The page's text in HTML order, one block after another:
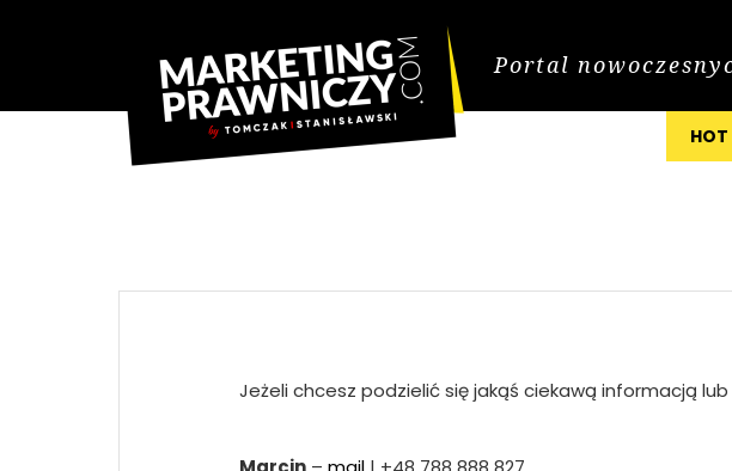
Portal
HOT
Jeżeli chcesz podzielić się jakąś ciekawą informacją